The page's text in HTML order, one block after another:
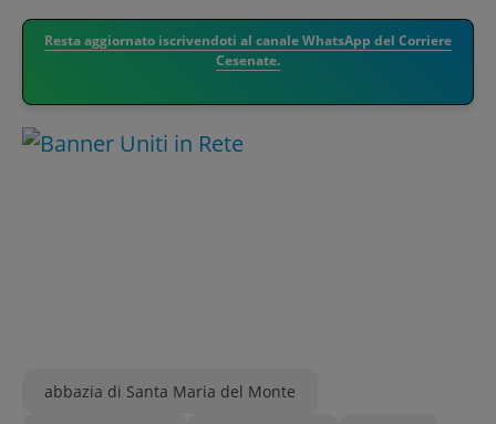
Resta aggiornato iscrivendoti al canale WhatsApp del Corriere
Cesenate.
abbazia di Santa Maria del Monte